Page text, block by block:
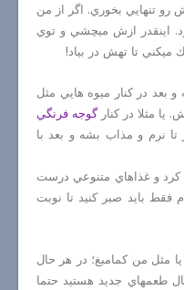
تنهايي بخوري. اگر از من
اينقدر ازش ميچشي و توي
تا تهش در بياد!
بعد در كنار ميوه هايي مثل
يا مثلا در كنارگوجه فرنگي
تا نرم و مذاب بشه و بعد با
كرد و غذاهاي متنوعي درست
فقط بايد صبر كنيد تا نوبت
مثل من كمامبغ؛ در هر حال
طعمهاي جديد هستيد حتما